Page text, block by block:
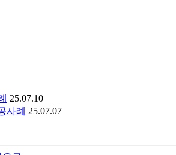
25.07.10
사례 25.07.07